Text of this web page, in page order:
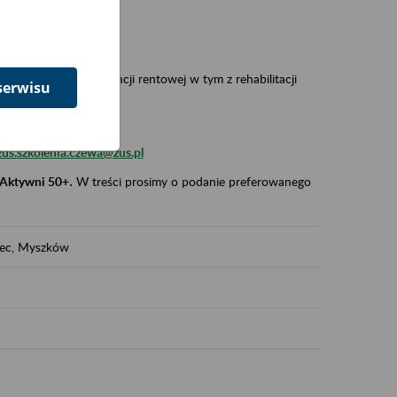
wypadkowej i prewencji rentowej w tym z rehabilitacji
50+. W treści prosimy o podanie preferowanego
Myszków